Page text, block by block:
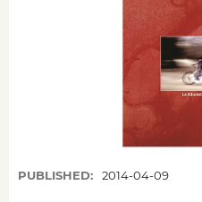
PUBLISHED: 2014-04-09